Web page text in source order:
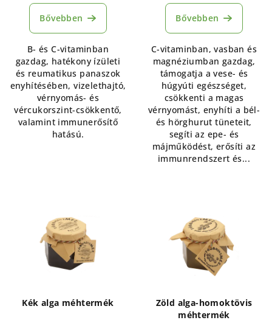
Bővebben
B- és C-vitaminban
gazdag, hatékony ízületi
és reumatikus panaszok
enyhítésében, vizelethajtó,
vérnyomás- és
vércukorszint-csökkentő,
valamint immunerősítő
hatású.
Bővebben
C-vitaminban, vasban és
magnéziumban gazdag,
támogatja a vese- és
húgyúti egészséget,
csökkenti a magas
vérnyomást, enyhíti a bél-
és hörghurut tüneteit,
segíti az epe- és
májműködést, erősíti az
immunrendszert és...
Kék alga méhtermék
Zöld alga-homoktövis
méhtermék